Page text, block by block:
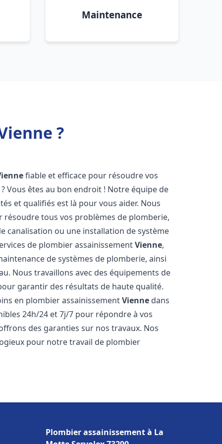
Maintenance
?
fiable et efficace pour résoudre vos
Vous êtes au bon endroit ! Notre équipe de
et qualifiés est là pour vous aider. Nous
tous vos problèmes de plomberie,
canalisation ou une installation de système
de plombier assainissementVienne,
de systèmes de plomberie, ainsi
Nous travaillons avec des équipements de
garantir des résultats de haute qualité.
en plombier assainissementVienne dans
24h/24 et 7j/7 pour répondre à vos
des garanties sur nos travaux. Nos
pour notre travail de plombier
Plombier assainissement à La